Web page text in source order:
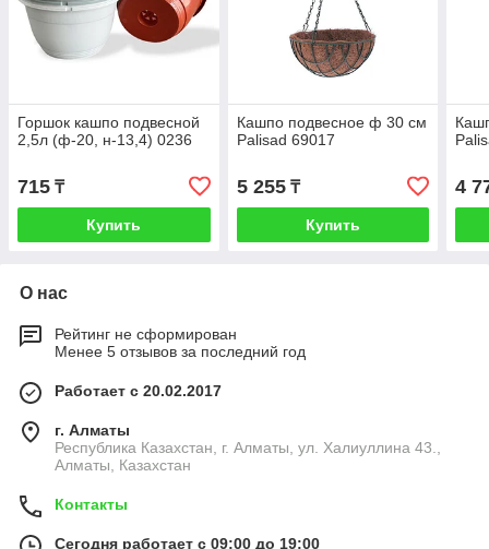
Горшок кашпо подвесной
2,5л (ф-20, н-13,4) 0236
715 ₸
Купить
Кашпо подвесное ф 30 см
Palisad 69017
5 255₸
Купить
4
О нас
Рейтинг не сформирован
Менее 5 отзывов за последний год
Работает с 20.02.2017
г. Алматы
Республика Казахстан, г. Алматы, ул. Халиуллина 43.,
Алматы, Казахстан
Контакты
Сегодня работает с 09:00 до 19:00